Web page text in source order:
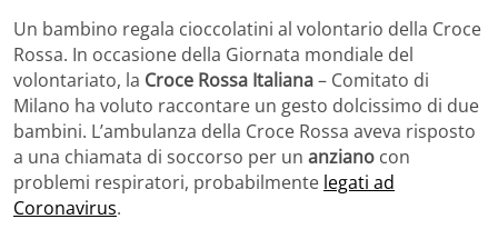
Un bambino regala cioccolatini al volontario della Croce
Rossa. In occasione della Giornata mondiale del
volontariato, la Croce Rossa Italiana– Comitato di
Milano ha voluto raccontare un gesto dolcissimo di due
bambini. L’ambulanza della Croce Rossa aveva risposto
a una chiamata di soccorso per un anziano con
problemi respiratori, probabilmente legati ad
Coronavirus.